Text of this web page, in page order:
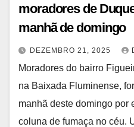
moradores de
manhã de domingo
DEZEMBRO 21, 2025
Moradores do bairro
na Baixada Fluminense,
manhã deste domingo por
coluna de fumaça no céu.